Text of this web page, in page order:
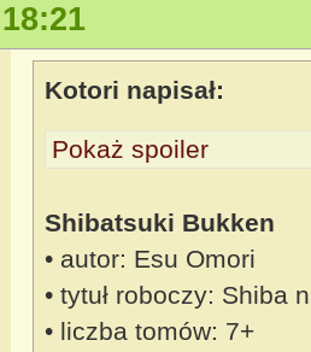
Kotori napisał:
Pokaż spoiler
Shibatsuki Bukken
• autor: Esu Omori
• tytuł roboczy: Shiba
• liczba tomów: 7+